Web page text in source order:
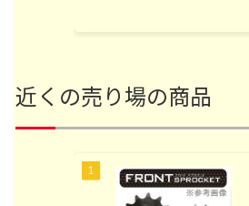
近くの売り場の商品